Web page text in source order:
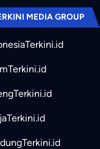
MEDIA GROUP